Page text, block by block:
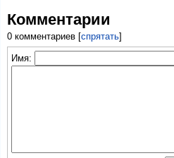
Комментарии
0 комментариев[спрятать]
Имя: